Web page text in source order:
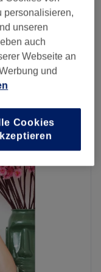
Spare bis zu 10%
ab 37,80 €
Spare bis zu 10%
ab 0,90 €
Spare bis zu 10%
10:00–20:00
10:00–20:00
10:00
10:00
10:00
10:00
10:00
personalisieren,
unseren
auch
Webseite an
und
Cookies